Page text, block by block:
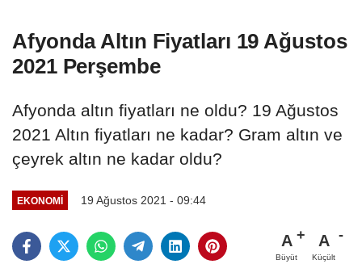
Afyonda Altın Fiyatları 19 Ağustos
2021 Perşembe
Afyonda altın fiyatları ne oldu? 19 Ağustos
2021 Altın fiyatları ne kadar? Gram altın ve
çeyrek altın ne kadar oldu?
EKONOMI 19 Ağustos 2021 - 09:44
A
Büyüt
A
Küçült